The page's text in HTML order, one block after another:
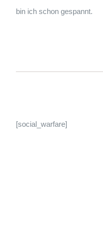
bin ich schon gespannt.
[social_warfare]